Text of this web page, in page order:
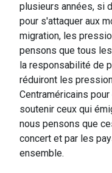
plusieurs années, si
pour s'attaquer aux
migration, les
pensons que tous
la responsabilité de
réduiront les
Centraméricains
soutenir ceux qui
nous pensons que
concert et par les
ensemble.